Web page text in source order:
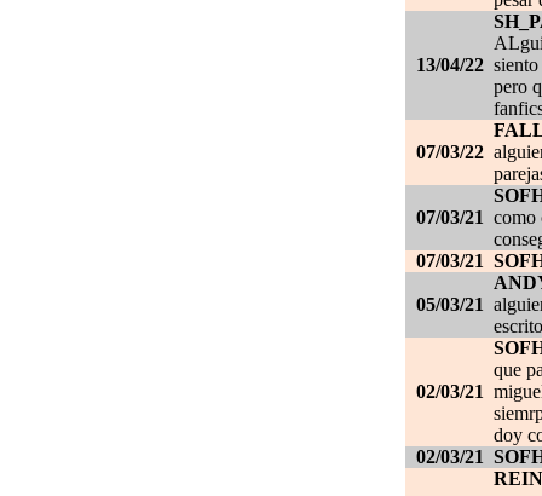
13/04/22
pero
07/03/22
07/03/21 como
07/03/21
05/03/21
02/03/21
que
doy
02/03/21